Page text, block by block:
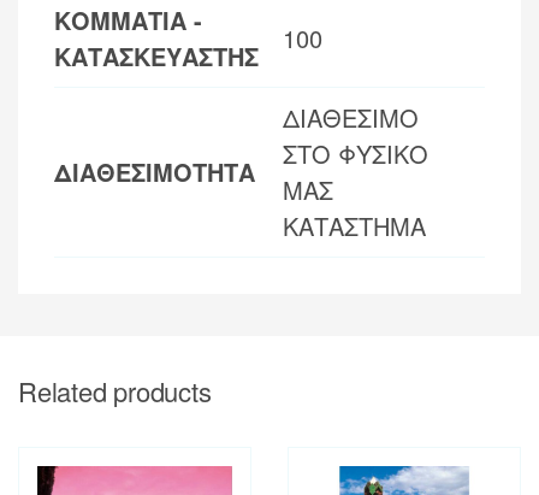
ΚΟΜΜΑΤΙΑ -
ΚΑΤΑΣΚΕΥΑΣΤΗΣ
100
ΔΙΑΘΕΣΙΜΟΤΗΤΑ
ΔΙΑΘΕΣΙΜΟ
ΣΤΟ ΦΥΣΙΚΟ
ΜΑΣ
ΚΑΤΑΣΤΗΜΑ
Related products